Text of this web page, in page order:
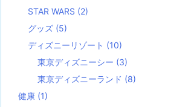
STAR WARS (2)
グッズ (5)
ディズニーリゾート (10)
東京ディズニーシー (3)
東京ディズニーランド (8)
健康 (1)